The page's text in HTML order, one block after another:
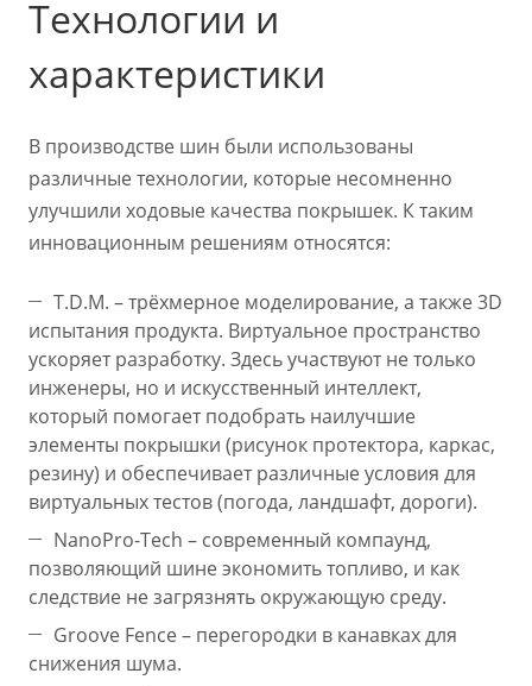
Технологии и
характеристики
В производстве шин были использованы
различные технологии, которые несомненно
улучшили ходовые качества покрышек. К таким
инновационным решениям относятся:
T.D.M. – трёхмерное моделирование, а также 3D
испытания продукта. Виртуальное пространство
ускоряет разработку. Здесь участвуют не только
инженеры, но и искусственный интеллект,
который помогает подобрать наилучшие
элементы покрышки (рисунок протектора, каркас,
резину) и обеспечивает различные условия для
виртуальных тестов (погода, ландшафт, дороги).
NanoPro-Tech – современный компаунд,
позволяющий шине экономить топливо, и как
следствие не загрязнять окружающую среду.
Groove Fence – перегородки в канавках для
снижения шума.